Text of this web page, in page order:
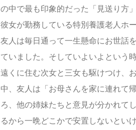
の中で最も印象的だった「見送り方
彼女が勤務している特別養護老人ホ
友人は毎日通って一生懸命にお世話
ていました。そしていよいよという
遠くに住む次女と三女も駆けつけ、
中、友人は「お母さんを家に連れて
ろ、他の姉妹たちと意見が分かれて
るから一晩どこかで安置しないとい